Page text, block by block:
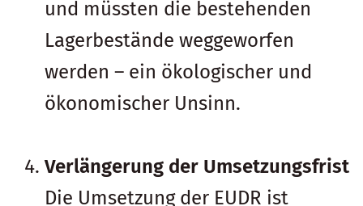
und müssten die bestehenden
Lagerbestände weggeworfen
werden – ein ökologischer und
ökonomischer Unsinn.
Verlängerung der Umsetzungsfrist
Die Umsetzung der EUDR ist